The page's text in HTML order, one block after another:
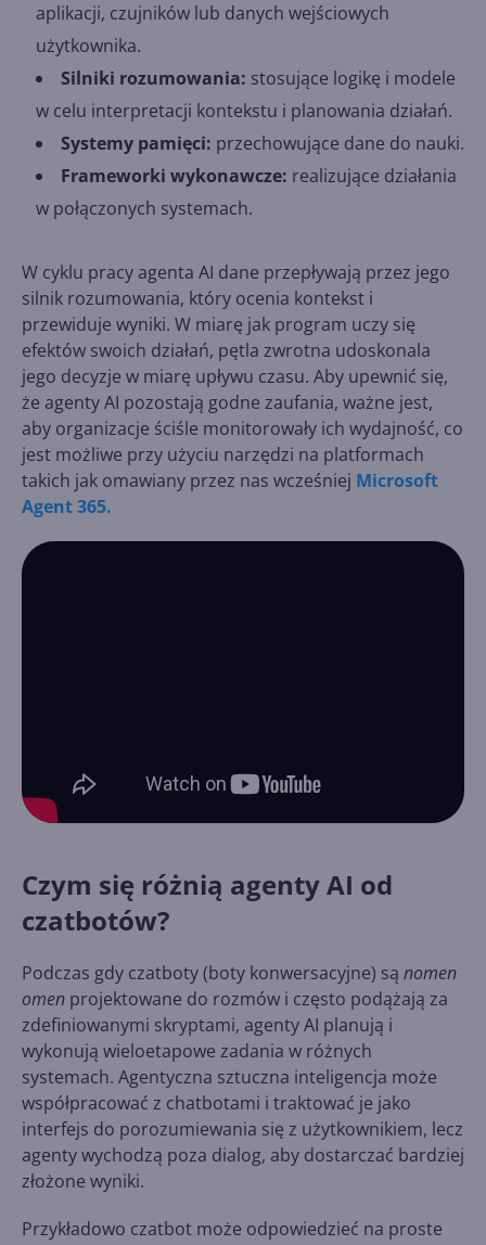
aplikacji, czujników lub danych wejściowych
użytkownika.
Silniki rozumowania: stosujące logikę i modele
w celu interpretacji kontekstu i planowania działań.
Systemy pamięci: przechowujące dane do nauki.
Frameworki wykonawcze: realizujące działania
w połączonych systemach.
W cyklu pracy agenta AI dane przepływają przez jego
silnik rozumowania, który ocenia kontekst i
przewiduje wyniki. W miarę jak program uczy się
efektów swoich działań, pętla zwrotna udoskonala
jego decyzje w miarę upływu czasu. Aby upewnić się,
że agenty AI pozostają godne zaufania, ważne jest,
aby organizacje ściśle monitorowały ich wydajność, co
jest możliwe przy użyciu narzędzi na platformach
takich jak omawiany przez nas wcześniej Microsoft
Agent 365.
Czym się różnią agenty AI od
czatbotów?
Podczas gdy czatboty (boty konwersacyjne) są nomen
omen projektowane do rozmów i często podążają za
zdefiniowanymi skryptami, agenty AI planują i
wykonują wieloetapowe zadania w różnych
systemach. Agentyczna sztuczna inteligencja może
współpracować z chatbotami i traktować je jako
interfejs do porozumiewania się z użytkownikiem, lecz
agenty wychodzą poza dialog, aby dostarczać bardziej
złożone wyniki.
Przykładowo czatbot może odpowiedzieć na proste